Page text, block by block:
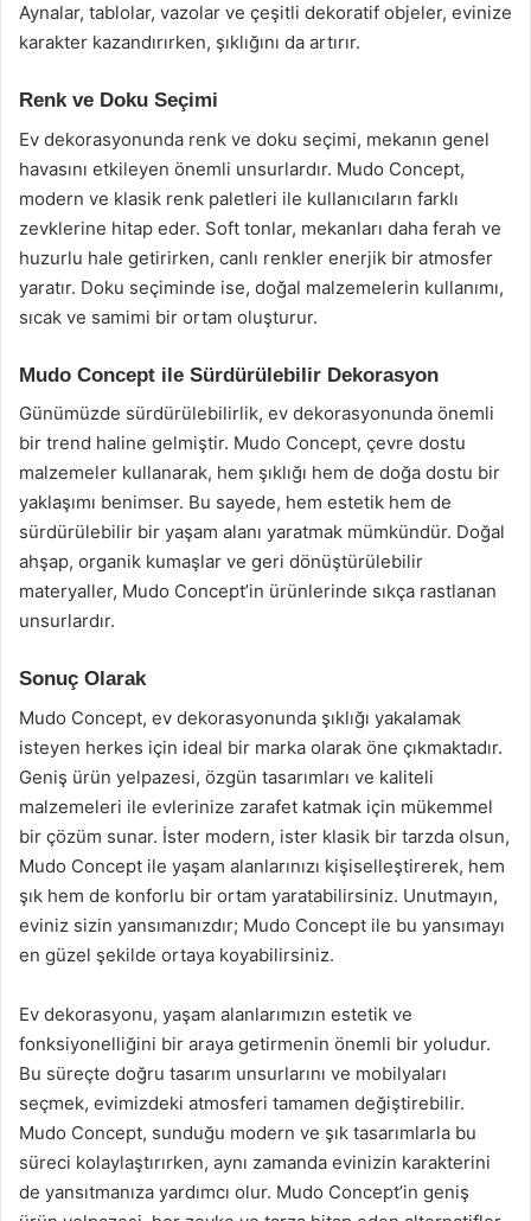
Aynalar, tablolar, vazolar ve çeşitli dekoratif objeler, evinize
karakter kazandırırken, şıklığını da artırır.
Renk ve Doku Seçimi
Ev dekorasyonunda renk ve doku seçimi, mekanın genel
havasını etkileyen önemli unsurlardır. Mudo Concept,
modern ve klasik renk paletleri ile kullanıcıların farklı
zevklerine hitap eder. Soft tonlar, mekanları daha ferah ve
huzurlu hale getirirken, canlı renkler enerjik bir atmosfer
yaratır. Doku seçiminde ise, doğal malzemelerin kullanımı,
sıcak ve samimi bir ortam oluşturur.
Mudo Concept ile Sürdürülebilir Dekorasyon
Günümüzde sürdürülebilirlik, ev dekorasyonunda önemli
bir trend haline gelmiştir. Mudo Concept, çevre dostu
malzemeler kullanarak, hem şıklığı hem de doğa dostu bir
yaklaşımı benimser. Bu sayede, hem estetik hem de
sürdürülebilir bir yaşam alanı yaratmak mümkündür. Doğal
ahşap, organik kumaşlar ve geri dönüştürülebilir
materyaller, Mudo Concept’in ürünlerinde sıkça rastlanan
unsurlardır.
Sonuç Olarak
Mudo Concept, ev dekorasyonunda şıklığı yakalamak
isteyen herkes için ideal bir marka olarak öne çıkmaktadır.
Geniş ürün yelpazesi, özgün tasarımları ve kaliteli
malzemeleri ile evlerinize zarafet katmak için mükemmel
bir çözüm sunar. İster modern, ister klasik bir tarzda olsun,
Mudo Concept ile yaşam alanlarınızı kişiselleştirerek, hem
şık hem de konforlu bir ortam yaratabilirsiniz. Unutmayın,
eviniz sizin yansımanızdır; Mudo Concept ile bu yansımayı
en güzel şekilde ortaya koyabilirsiniz.
Ev dekorasyonu, yaşam alanlarımızın estetik ve
fonksiyonelliğini bir araya getirmenin önemli bir yoludur.
Bu süreçte doğru tasarım unsurlarını ve mobilyaları
seçmek, evimizdeki atmosferi tamamen değiştirebilir.
Mudo Concept, sunduğu modern ve şık tasarımlarla bu
süreci kolaylaştırırken, aynı zamanda evinizin karakterini
de yansıtmanıza yardımcı olur. Mudo Concept’in geniş